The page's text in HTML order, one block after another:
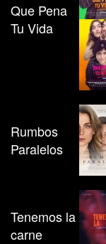
Que Pena
Tu Vida
Rumbos
Paralelos
Tenemos la
carne